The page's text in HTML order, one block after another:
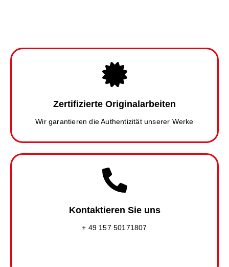
Zertifizierte Originalarbeiten
Wir garantieren die Authentizität unserer Werke
Kontaktieren Sie uns
+ 49 157 50171807